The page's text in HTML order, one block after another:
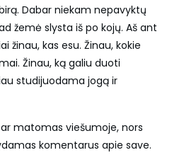
Dabar niekam nepavyktų
žemė slysta iš po kojų. Aš ant
žinau, kas esu. Žinau, kokie
Žinau, ką galiu duoti
studijuodama jogą ir
matomas viešumoje, nors
komentarus apie save.